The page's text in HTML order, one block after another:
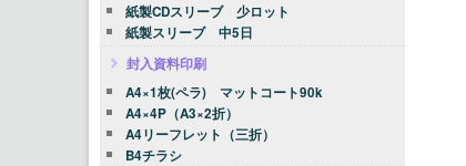
紙製CDスリーブ 少ロット
紙製スリーブ 中5日
封入資料印刷
A4×1枚(ペラ) マットコート90k
A4×4P（A3×2折）
A4リーフレット（三折）
B4チラシ